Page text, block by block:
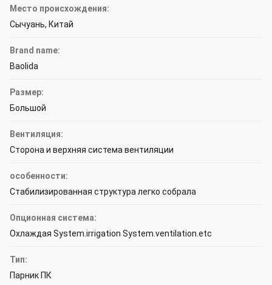
Место происхождения:
Сычуань, Китай
Brand name:
Baolida
Размер:
Большой
Вентиляция:
Сторона и верхняя система вентиляции
особенности:
Стабилизированная структура легко собрала
Опционная система:
Охлаждая System.irrigation System.ventilation.etc
Тип:
Парник ПК